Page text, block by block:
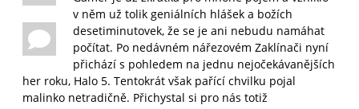
v něm už tolik geniálních hlášek a božích
desetiminutovek, že se je ani nebudu namáhat
počítat. Po nedávném nářezovém Zaklínači nyní
přichází s pohledem na jednu nejočekávanějších
her roku, Halo 5. Tentokrát však pařící chvilku pojal
malinko netradičně. Přichystal si pro nás totiž